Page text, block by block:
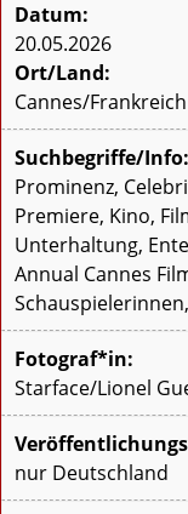
Datum:
20.05.2026
Ort/Land:
Cannes/Frankreich
Suchbegriffe/Info:
Prominenz,
Premiere, Kino,
Unterhaltung,
Annual Cannes
Fotograf*in:
Starface/Lionel
nur Deutschland